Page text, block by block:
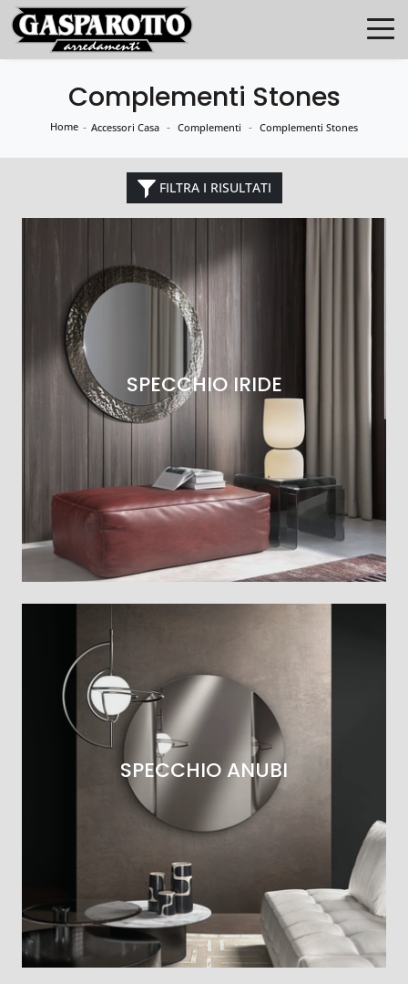
Complementi Stones
Home - Accessori Casa - Complementi - Complementi Stones
FILTRA I RISULTATI
SPECCHIO IRIDE
SPECCHIO ANUBI